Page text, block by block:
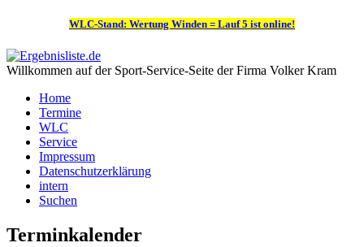
WLC-Stand: Wertung Winden = Lauf 5 ist online!
Willkommen auf der Sport-Service-Seite der Firma Volker Kram
Home
Termine
WLC
Service
Impressum
Datenschutzerklärung
intern
Suchen
Terminkalender